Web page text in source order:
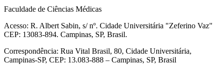
Faculdade de Ciências Médicas
Acesso: R. Albert Sabin, s/ nº. Cidade Universitária "Zeferino Vaz"
CEP: 13083-894. Campinas, SP, Brasil.
Correspondência: Rua Vital Brasil, 80, Cidade Universitária,
Campinas-SP, CEP: 13.083-888 – Campinas, SP, Brasil